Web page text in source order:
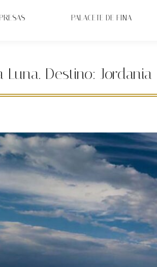
PALACETE DE FINA
Destino: Jordania